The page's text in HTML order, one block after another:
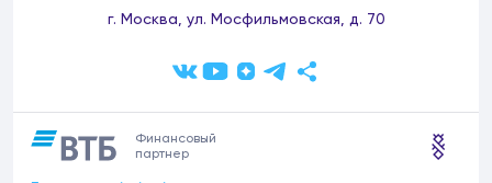
г. Москва, ул. Мосфильмовская, д. 70
Финансовый
партнер